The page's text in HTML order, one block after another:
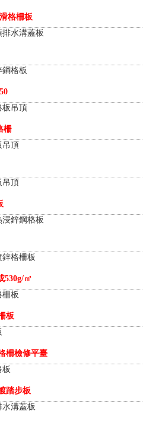
格柵板
排水溝蓋板
格板
板吊頂
柵
吊頂
吊頂
浸鋅鋼格板
鋅格柵板
530g/㎡
柵板
板
柵檢修平臺
板
踏步板
水溝蓋板